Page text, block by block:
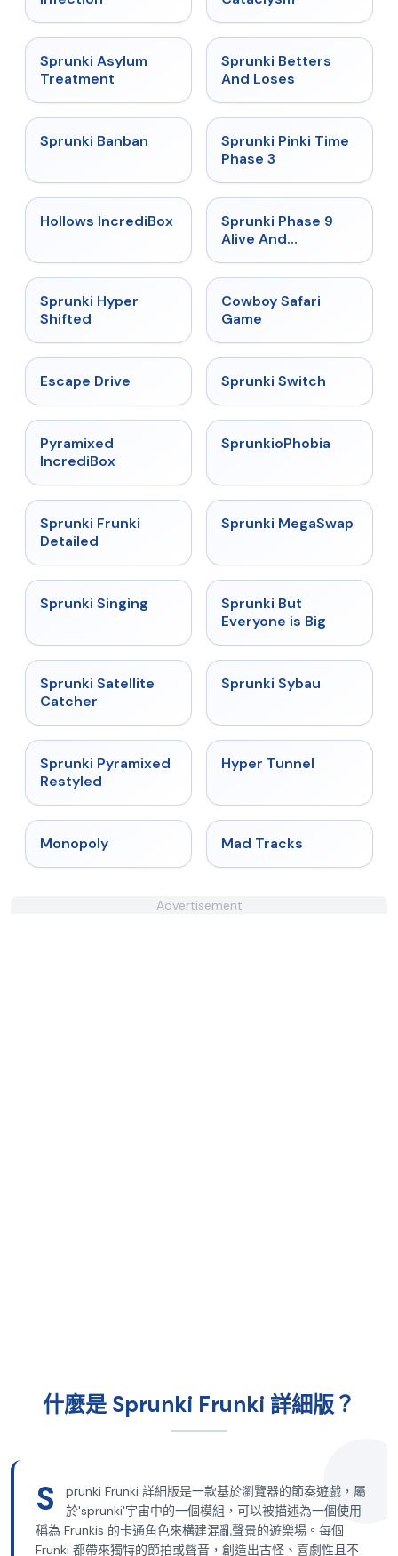
★
Sprunki Asylum
Treatment
★
Sprunki Betters
And Loses
★
Sprunki Banban ★ 4.9
Sprunki Pinki Time
Phase 3
★ 4.3
Hollows IncrediBox ★
Sprunki Phase 9
Alive And
★
Sprunki Hyper
Shifted
Cowboy Safari
Game
Escape Drive ★
Sprunki Switch
Pyramixed
IncrediBox
★
SprunkioPhobia
★
Sprunki Frunki
Detailed
★ 4.5
Sprunki MegaSwap
★
Sprunki Singing
Sprunki But
Everyone is Big
★ 4.4
Sprunki Satellite
Catcher
Sprunki Sybau
★ 4.3
Sprunki Pyramixed
Restyled
Hyper Tunnel
Monopoly Mad Tracks
Advertisement
什麼是 Sprunki Frunki 詳細版？
S
prunki Frunki 詳細版是一款基於瀏覽器的節奏遊戲，屬
於'sprunki'宇宙中的一個模組，可以被描述為一個使用
稱為 Frunkis 的卡通角色來構建混亂聲景的遊樂場。每個
Frunki 都帶來獨特的節拍或聲音，創造出古怪、喜劇性且不